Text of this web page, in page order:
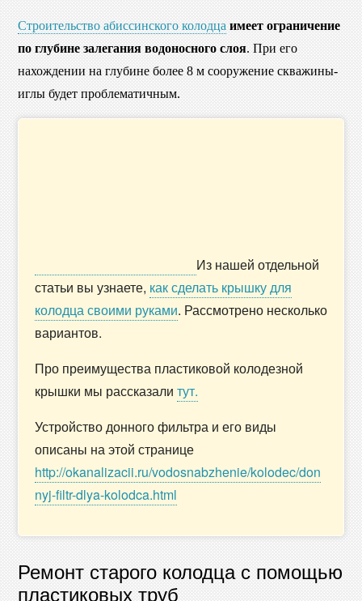
Строительство абиссинского колодца имеет ограничение
по глубине залегания водоносного слоя. При его
нахождении на глубине более 8 м сооружение скважины-
иглы будет проблематичным.
Из нашей отдельной
статьи вы узнаете, как сделать крышку для
колодца своими руками. Рассмотрено несколько
вариантов.
Про преимущества пластиковой колодезной
крышки мы рассказали тут.
Устройство донного фильтра и его виды
описаны на этой странице
http://okanalizacii.ru/vodosnabzhenie/kolodec/don
nyj-filtr-dlya-kolodca.html
Ремонт старого колодца с помощью
пластиковых труб